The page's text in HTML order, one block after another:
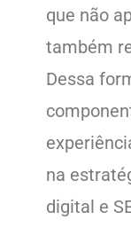
que não
também
Dessa
na
digital e